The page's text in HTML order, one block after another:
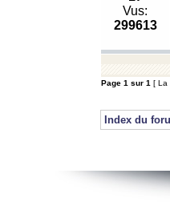
Vus:
299613
Page 1 sur 1 [ La
Index du